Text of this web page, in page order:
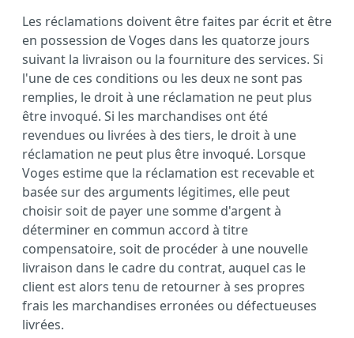
Les réclamations doivent être faites par écrit et être
en possession de Voges dans les quatorze jours
suivant la livraison ou la fourniture des services. Si
l'une de ces conditions ou les deux ne sont pas
remplies, le droit à une réclamation ne peut plus
être invoqué. Si les marchandises ont été
revendues ou livrées à des tiers, le droit à une
réclamation ne peut plus être invoqué. Lorsque
Voges estime que la réclamation est recevable et
basée sur des arguments légitimes, elle peut
choisir soit de payer une somme d'argent à
déterminer en commun accord à titre
compensatoire, soit de procéder à une nouvelle
livraison dans le cadre du contrat, auquel cas le
client est alors tenu de retourner à ses propres
frais les marchandises erronées ou défectueuses
livrées.